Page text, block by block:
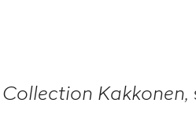
Collection Kakkonen,